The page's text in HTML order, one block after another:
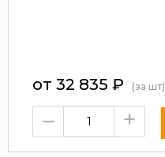
от 32 835 ₽ (за шт)
– +